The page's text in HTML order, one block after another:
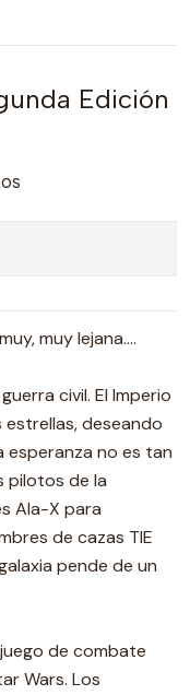
Edición
muy lejana....
civil. El Imperio
deseando
esperanza no es tan
pilotos de la
Ala-X para
de cazas TIE
pende de un
de combate
Wars. Los